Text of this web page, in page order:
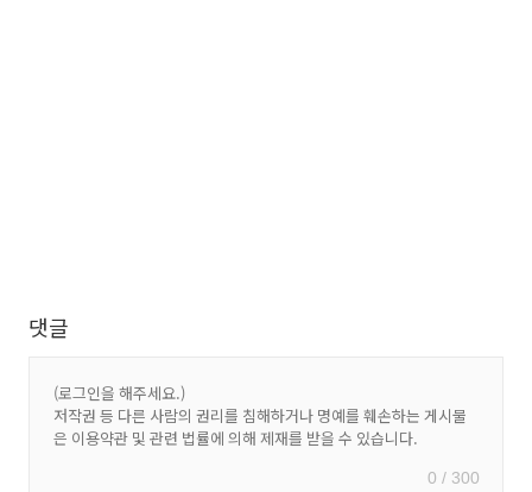
댓글
0 / 300